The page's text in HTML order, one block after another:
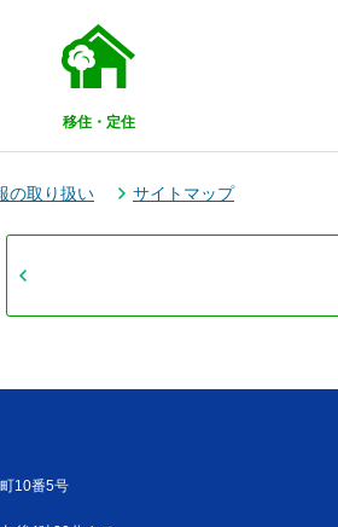
移住・定住
の取り扱い サイトマップ
10番5号